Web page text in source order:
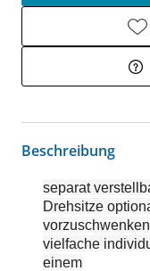
Beschreibung
separat
Drehsitze
vorzuschwenken
vielfache
einem